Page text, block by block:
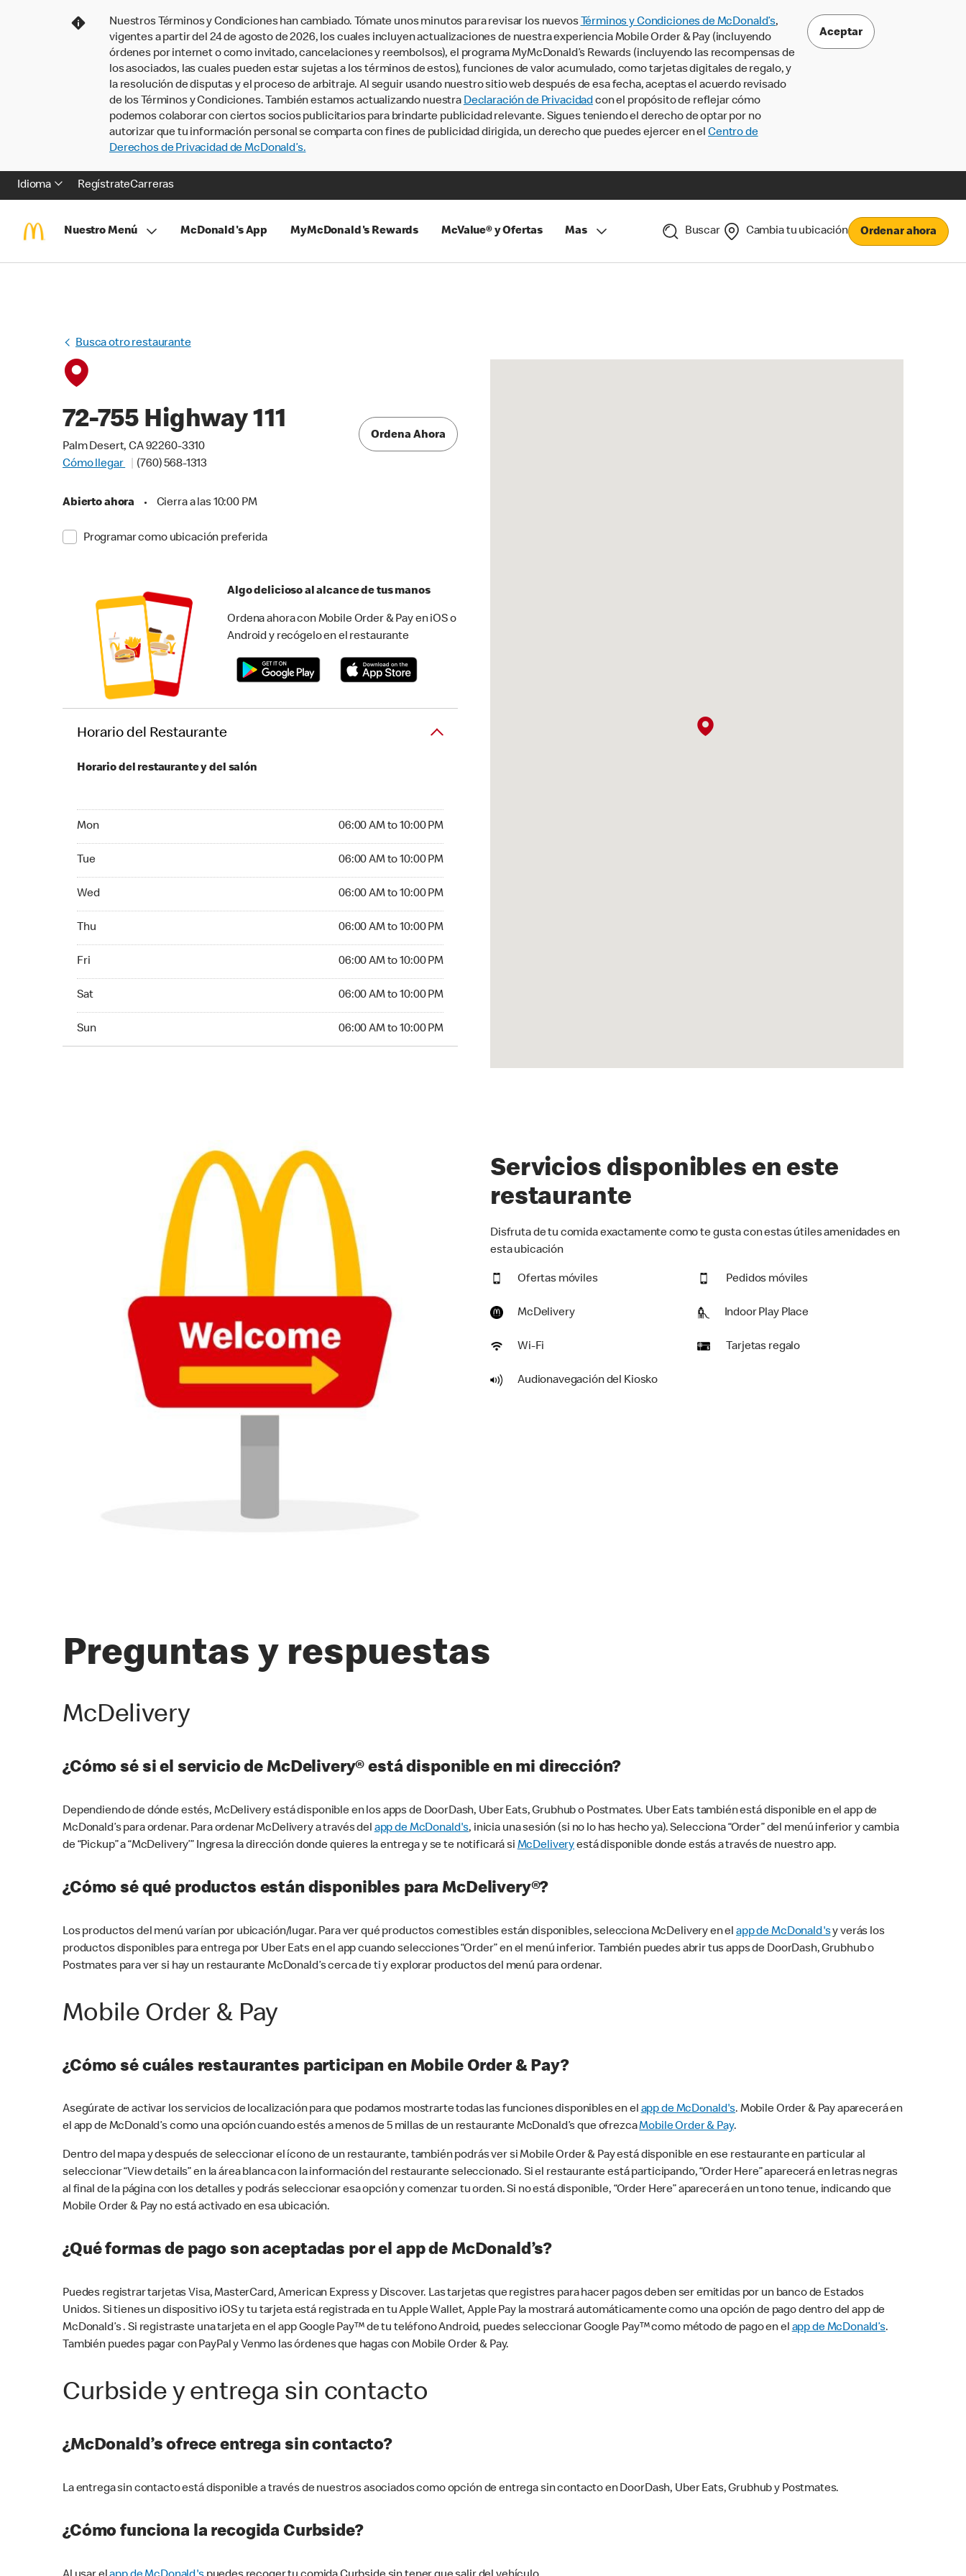
Nuestros Términos y Condiciones han cambiado. Tómate unos minutos para revisar los nuevos Términos y Condiciones de McDonald’s,
vigentes a partir del 24 de agosto de 2026, los cuales incluyen actualizaciones de nuestra experiencia Mobile Order & Pay (incluyendo
órdenes por internet o como invitado, cancelaciones y reembolsos), el programa MyMcDonald’s Rewards (incluyendo las recompensas de
los asociados, las cuales pueden estar sujetas a los términos de estos), funciones de valor acumulado, como tarjetas digitales de regalo, y
la resolución de disputas y el proceso de arbitraje. Al seguir usando nuestro sitio web después de esa fecha, aceptas el acuerdo revisado
de los Términos y Condiciones. También estamos actualizando nuestra Declaración de Privacidadcon el propósito de reflejar cómo
podemos colaborar con ciertos socios publicitarios para brindarte publicidad relevante. Sigues teniendo el derecho de optar por no
autorizar que tu información personal se comparta con fines de publicidad dirigida, un derecho que puedes ejercer en el Centro de
Derechos de Privacidad de McDonald’s.
Aceptar
Idioma RegístrateCarreras
Nuestro Menú McDonald's App MyMcDonald's Rewards McValue® y Ofertas Mas Buscar Cambia tu ubicación Ordenar ahora
Busca otro restaurante
72-755 Highway 111
Palm Desert, CA 92260-3310
Cómo llegar
(760) 568-1313
Abierto ahora • Cierra a las 10:00 PM
Programar como ubicación preferida
Ordena Ahora
Algo delicioso al alcance de tus manos
Ordena ahora con Mobile Order & Pay en iOS o
Android y recógelo en el restaurante
Horario del Restaurante
Horario del restaurante y del salón
Mon 06:00 AM to 10:00 PM
Tue 06:00 AM to 10:00 PM
Wed 06:00 AM to 10:00 PM
Thu 06:00 AM to 10:00 PM
Fri 06:00 AM to 10:00 PM
Sat 06:00 AM to 10:00 PM
Sun 06:00 AM to 10:00 PM
Servicios disponibles en este
restaurante
Disfruta de tu comida exactamente como te gusta con estas útiles amenidades en
esta ubicación
Ofertas móviles Pedidos móviles
McDelivery Indoor Play Place
Wi-Fi Tarjetas regalo
Audionavegación del Kiosko
Preguntas y respuestas
McDelivery
¿Cómo sé si el servicio de McDelivery® está disponible en mi dirección?
Dependiendo de dónde estés, McDelivery está disponible en los apps de DoorDash, Uber Eats, Grubhub o Postmates. Uber Eats también está disponible en el app de
McDonald’s para ordenar. Para ordenar McDelivery a través del app de McDonald's, inicia una sesión (si no lo has hecho ya). Selecciona “Order” del menú inferior y cambia
de “Pickup” a “McDelivery’” Ingresa la dirección donde quieres la entrega y se te notificará si McDeliveryestá disponible donde estás a través de nuestro app.
¿Cómo sé qué productos están disponibles para McDelivery®?
Los productos del menú varían por ubicación/lugar. Para ver qué productos comestibles están disponibles, selecciona McDelivery en elapp de McDonald'sy verás los
productos disponibles para entrega por Uber Eats en el app cuando selecciones “Order” en el menú inferior. También puedes abrir tus apps de DoorDash, Grubhub o
Postmates para ver si hay un restaurante McDonald’s cerca de ti y explorar productos del menú para ordenar.
Mobile Order & Pay
¿Cómo sé cuáles restaurantes participan en Mobile Order & Pay?
Asegúrate de activar los servicios de localización para que podamos mostrarte todas las funciones disponibles en elapp de McDonald's. Mobile Order & Pay aparecerá en
el app de McDonald’s como una opción cuando estés a menos de 5 millas de un restaurante McDonald’s que ofrezcaMobile Order & Pay.
Dentro del mapa y después de seleccionar el ícono de un restaurante, también podrás ver si Mobile Order & Pay está disponible en ese restaurante en particular al
seleccionar “View details” en la área blanca con la información del restaurante seleccionado. Si el restaurante está participando, “Order Here” aparecerá en letras negras
al final de la página con los detalles y podrás seleccionar esa opción y comenzar tu orden. Si no está disponible, “Order Here” aparecerá en un tono tenue, indicando que
Mobile Order & Pay no está activado en esa ubicación.
¿Qué formas de pago son aceptadas por el app de McDonald’s?
Puedes registrar tarjetas Visa, MasterCard, American Express y Discover. Las tarjetas que registres para hacer pagos deben ser emitidas por un banco de Estados
Unidos. Si tienes un dispositivo iOS y tu tarjeta está registrada en tu Apple Wallet, Apple Pay la mostrará automáticamente como una opción de pago dentro del app de
McDonald’s . Si registraste una tarjeta en el app Google Pay™ de tu teléfono Android, puedes seleccionar Google Pay™ como método de pago en elapp de McDonald’s.
También puedes pagar con PayPal y Venmo las órdenes que hagas con Mobile Order & Pay.
Curbside y entrega sin contacto
¿McDonald’s ofrece entrega sin contacto?
La entrega sin contacto está disponible a través de nuestros asociados como opción de entrega sin contacto en DoorDash, Uber Eats, Grubhub y Postmates.
¿Cómo funciona la recogida Curbside?